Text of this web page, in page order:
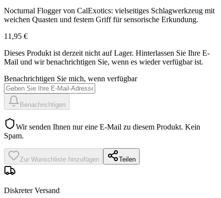
Nocturnal Flogger von CalExotics: vielseitiges Schlagwerkzeug mit
weichen Quasten und festem Griff für sensorische Erkundung.
11,95 €
Dieses Produkt ist derzeit nicht auf Lager. Hinterlassen Sie Ihre E-
Mail und wir benachrichtigen Sie, wenn es wieder verfügbar ist.
Benachrichtigen Sie mich, wenn verfügbar
Benachrichtigen
Wir senden Ihnen nur eine E-Mail zu diesem Produkt. Kein
Spam.
Zur Wunschliste hinzufügen Teilen
Diskreter Versand